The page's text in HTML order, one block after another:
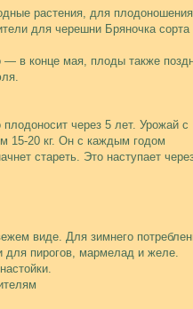
растения, для
для черешни Бряночка сорта
— в конце мая, плоды также
через 5 лет. Урожай с
15-20 кг. Он с каждым годом
стареть. Это наступает
виде. Для зимнего
для пирогов, мармелад и желе.